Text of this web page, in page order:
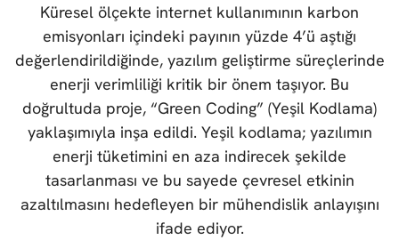
Küresel ölçekte internet kullanımının karbon
emisyonları içindeki payının yüzde 4’ü aştığı
değerlendirildiğinde, yazılım geliştirme süreçlerinde
enerji verimliliği kritik bir önem taşıyor. Bu
doğrultuda proje, “Green Coding” (Yeşil Kodlama)
yaklaşımıyla inşa edildi. Yeşil kodlama; yazılımın
enerji tüketimini en aza indirecek şekilde
tasarlanması ve bu sayede çevresel etkinin
azaltılmasını hedefleyen bir mühendislik anlayışını
ifade ediyor.